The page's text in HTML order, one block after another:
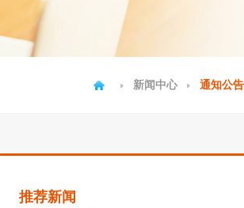
新闻中心 通知公告
推荐新闻